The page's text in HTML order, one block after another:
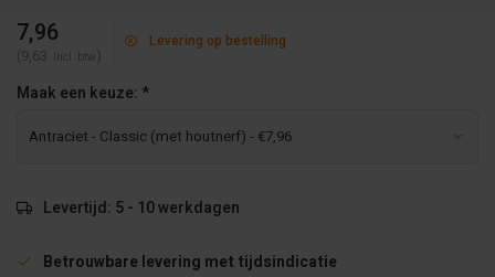
7,96
(9,63 Incl. btw )
Levering op bestelling
Maak een keuze: *
Levertijd: 5 - 10 werkdagen
Betrouwbare levering met tijdsindicatie